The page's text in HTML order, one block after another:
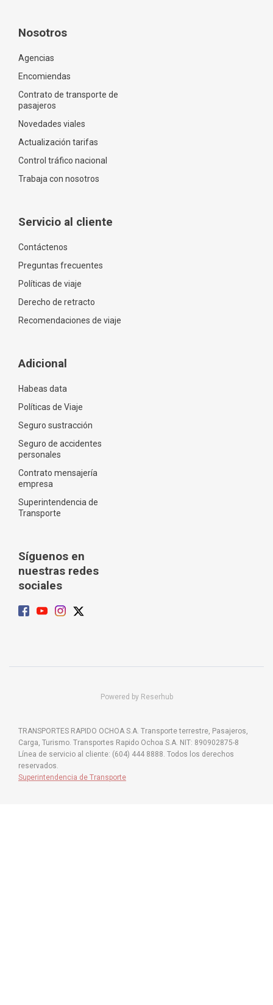
Nosotros
Agencias
Encomiendas
Contrato de transporte de
pasajeros
Novedades viales
Actualización tarifas
Control tráfico nacional
Trabaja con nosotros
Servicio al cliente
Contáctenos
Preguntas frecuentes
Políticas de viaje
Derecho de retracto
Recomendaciones de viaje
Adicional
Habeas data
Políticas de Viaje
Seguro sustracción
Seguro de accidentes
personales
Contrato mensajería
empresa
Superintendencia de
Transporte
Síguenos en
nuestras redes
sociales
Powered by Reserhub
TRANSPORTES RAPIDO OCHOA S.A. Transporte terrestre, Pasajeros,
Carga, Turismo. Transportes Rapido Ochoa S.A. NIT: 890902875-8
Línea de servicio al cliente: (604) 444 8888. Todos los derechos
reservados.
Superintendencia de Transporte